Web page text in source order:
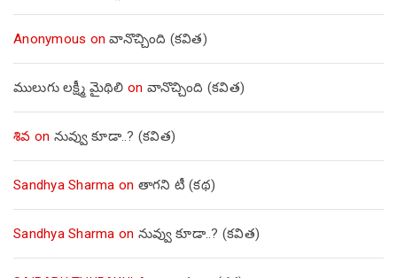
Anonymous onవానొచ్చింది (కవిత)
ములుగు లక్ష్మీ మైథిలి on వానొచ్చింది (కవిత)
శివ on నువ్వు కూడా..? (కవిత)
Sandhya Sharma on తాగని టీ (కథ)
Sandhya Sharma on నువ్వు కూడా..? (కవిత)